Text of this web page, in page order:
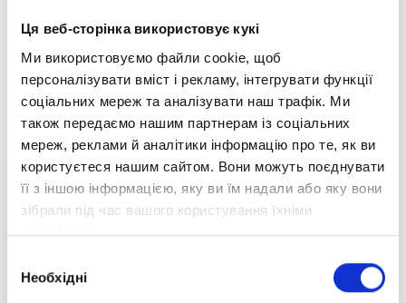
Ця веб-сторінка використовує кукі
Ми використовуємо файли cookie, щоб
персоналізувати вміст і рекламу, інтегрувати функції
соціальних мереж та аналізувати наш трафік. Ми
також передаємо нашим партнерам із соціальних
мереж, реклами й аналітики інформацію про те, як ви
користуєтеся нашим сайтом. Вони можуть поєднувати
її з іншою інформацією, яку ви їм надали або яку вони
зібрали під час вашого користування їхніми
службами.
згоди
Необхідні
Переглянути її та інші події ви можете на нашому
YouTube-каналі
https://www.youtube.com/@optimaschool
Долучайтеся до нас: